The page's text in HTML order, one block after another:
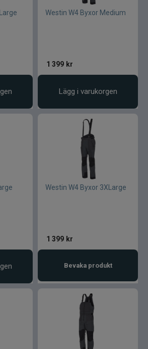
Westin W4 Byxor Medium
1 399 kr
Lägg i varukorgen
Westin W4 Byxor 3XLarge
1 399 kr
Bevaka produkt